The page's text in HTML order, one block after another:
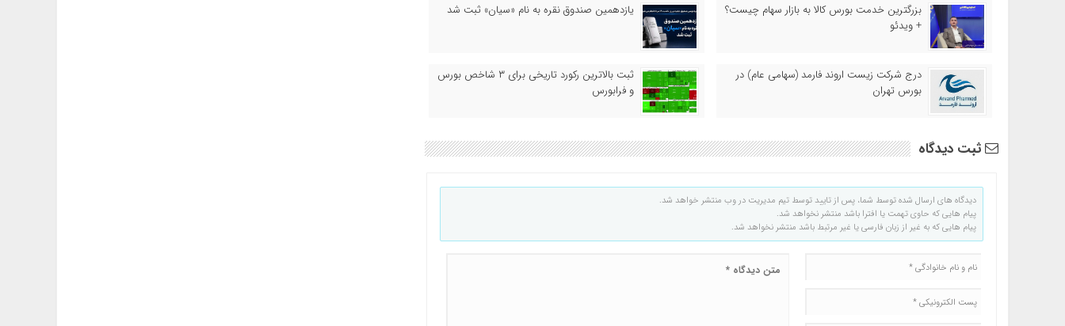
بزرگترین خدمت بورس کالا به بازار سهام چیست؟
+ ویدئو
یازدهمین صندوق نقره به نام «سیان» ثبت شد
درج شرکت زیست اروند فارمد (سهامی عام) در
بورس تهران
ثبت بالاترین رکورد تاریخی برای ۳ شاخص بورس
و فرابورس
ثبت دیدگاه
دیدگاه های ارسال شده توسط شما، پس از تایید توسط تیم مدیریت در وب منتشر خواهد شد.
پیام هایی که حاوی تهمت یا افترا باشد منتشر نخواهد شد.
پیام هایی که به غیر از زبان فارسی یا غیر مرتبط باشد منتشر نخواهد شد.